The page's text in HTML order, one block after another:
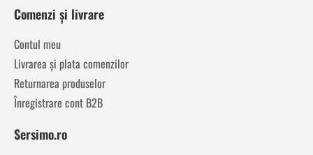
Comenzi și livrare
Contul meu
Livrarea și plata comenzilor
Returnarea produselor
Înregistrare cont B2B
Sersimo.ro